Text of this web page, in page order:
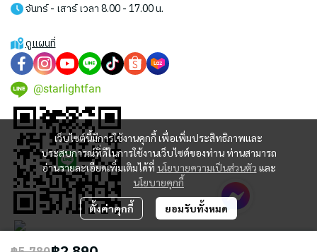
เว็บไซต์นี้มีการใช้งานคุกกี้ เพื่อเพิ่มประสิทธิภาพและ
ประสบการณ์ที่ดีในการใช้งานเว็บไซต์ของท่าน ท่านสามารถ
อ่านรายละเอียดเพิ่มเติมได้ที่ นโยบายความเป็นส่วนตัว และ
นโยบายคุกกี้
ตั้งค่าคุกกี้ ยอมรับทั้งหมด
จันทร์ - เสาร์ เวลา 8.00 - 17.00 น.
ดูแผนที่
@starlightfan